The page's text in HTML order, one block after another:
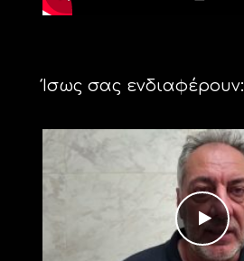
Ίσως σας ενδιαφέρουν: